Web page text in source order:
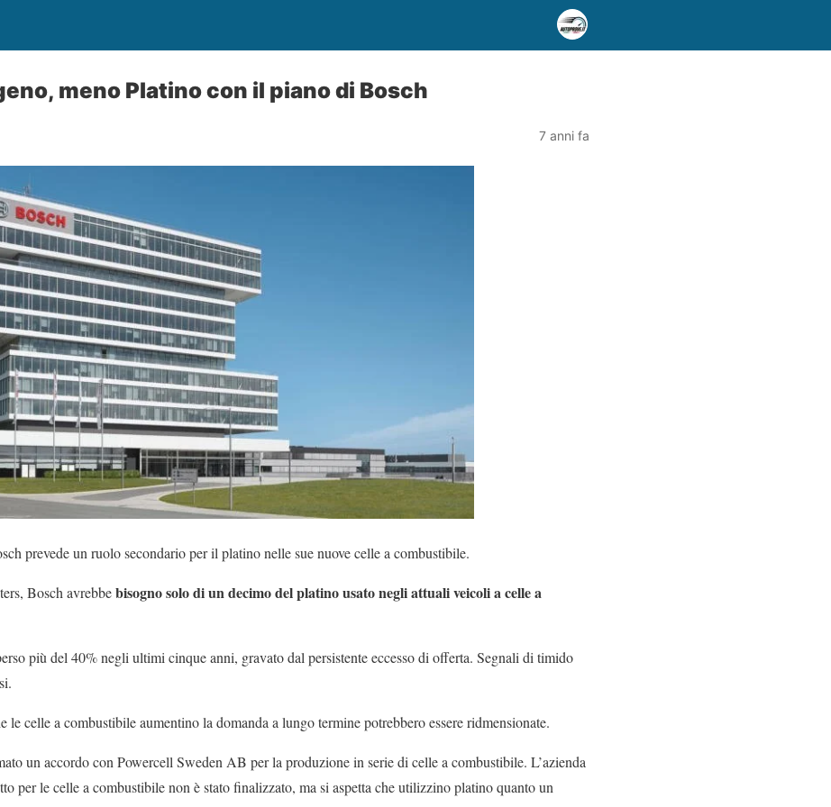
meno Platino con il piano di Bosch
7 anni fa
prevede un ruolo secondario per il platino nelle sue nuove celle a combustibile.
Bosch avrebbebisogno solo di un decimo del platino usato negli attuali veicoli a celle a
più del 40% negli ultimi cinque anni, gravato dal persistente eccesso di offerta. Segnali di timido
le celle a combustibile aumentino la domanda a lungo termine potrebbero essere ridmensionate.
un accordo con Powercell Sweden AB per la produzione in serie di celle a combustibile. L’azienda
per le celle a combustibile non è stato finalizzato, ma si aspetta che utilizzino platino quanto un